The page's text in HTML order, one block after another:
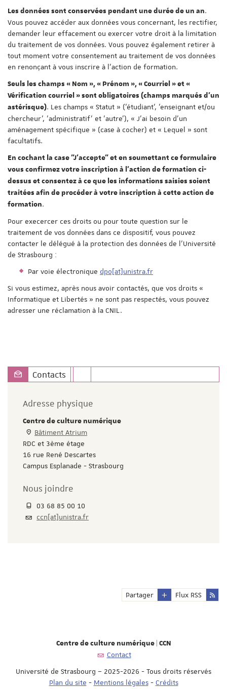
Les données sont conservées pendant une durée de un an.
Vous pouvez accéder aux données vous concernant, les rectifier,
demander leur effacement ou exercer votre droit à la limitation
du traitement de vos données. Vous pouvez également retirer à
tout moment votre consentement au traitement de vos données
en renonçant à vous inscrire à l'action de formation.
Seuls les champs « Nom », « Prénom », « Courriel » et «
Vérification courriel » sont obligatoires (champs marqués d'un
astérisque). Les champs « Statut » ('étudiant', 'enseignant et/ou
chercheur', 'administratif' et 'autre'), « J'ai besoin d'un
aménagement spécifique » (case à cocher) et « Lequel » sont
facultatifs.
En cochant la case "J'accepte" et en soumettant ce formulaire
vous confirmez votre inscription à l'action de formation ci-
dessus et consentez à ce que les informations saisies soient
traitées afin de procéder à votre inscription à cette action de
formation.
Pour execercer ces droits ou pour toute question sur le
traitement de vos données dans ce dispositif, vous pouvez
contacter le délégué à la protection des données de l'Université
de Strasbourg :
Par voie électronique dpo[at]unistra.fr
Si vous estimez, après nous avoir contactés, que vos droits «
Informatique et Libertés » ne sont pas respectés, vous pouvez
adresser une réclamation à la CNIL.
Contacts
Adresse physique
Centre de culture numérique
Bâtiment Atrium
RDC et 3ème étage
16 rue René Descartes
Campus Esplanade - Strasbourg
Nous joindre
03 68 85 00 10
ccn[at]unistra.fr
Partager Flux RSS
Centre de culture numérique | CCN
Contact
Université de Strasbourg – 2025-2026 - Tous droits réservés
Plan du site - Mentions légales- Crédits